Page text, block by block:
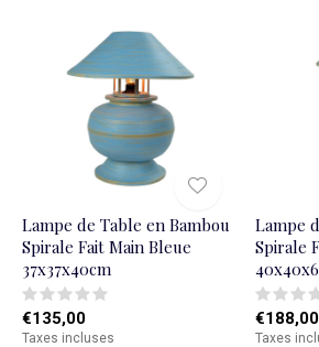
Lampe de Table en Bambou
Spirale Fait Main Bleue
37x37x40cm
€135,00
Taxes incluses
Lampe
Spirale
€188,00
Taxes